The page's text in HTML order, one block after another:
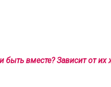
быть вместе? Зависит от